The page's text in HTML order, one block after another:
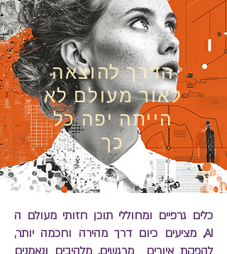
הדרך להוצאה
לאור מעולם לא
הייתה יפה כל
כך
כלים גרפיים ומחוללי תוכן חזותי מעולם ה
AI, מציעים כיום דרך מהירה וחכמה יותר,